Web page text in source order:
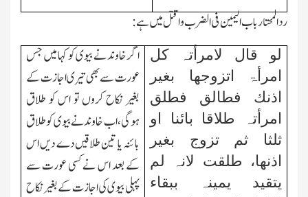
ردالمحتار باب الیمین فی الضرب واقتل میں ہے:
لو قال لامرأتہ کل
امرأۃ اتزوجھا بغیر
اذنك فطالق فطلق
امرأتہ طلاقا بائنا او
ثلثا ثم تزوج بغیر
اذنھا، طلقت لانہ لم
یتقید یمینہ ببقاء
اگر خاوند نے بیوی کو کہا میںجس
عورت سے بھی تیری اجازت کے
بغیر نکاح کروں تو اس کو طلاق
ہوگی، اب خاوند نے بیوی کو طلاق
بائنہ یا تین طلاقیں دے دیں اس
کے بعد اس نے کسی عورت سے
پہلی بیوی کی اجازت کے بغیر نکاح